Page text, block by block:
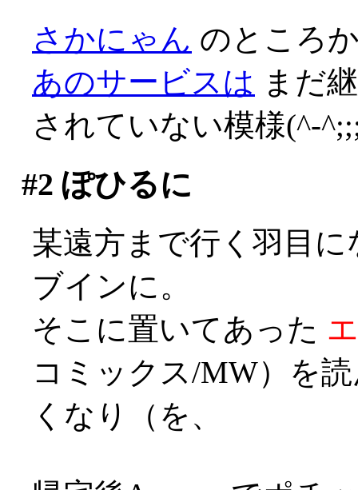
さかにゃん のところ
あのサービスは まだ
されていない模様(^-
#2 ぽひるに
某遠方まで行く羽目
ブインに。
そこに置いてあった
コミックス/MW）を
くなり（を、